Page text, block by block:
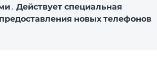
Действует специальная
новых телефонов